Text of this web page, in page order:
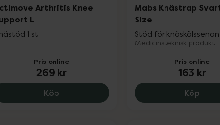
Arthritis Knee
L
1 st
Pris online
269 kr
Köp Actimove Arthritis Knee Support L, 269
Mabs Knästrap
Size
Stöd för knäskålssenan
Medicinsteknisk produkt
Pris online
163 kr
Köp